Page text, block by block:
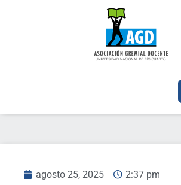
agosto 25, 2025 2:37 pm